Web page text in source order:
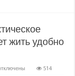
жить удобно
514